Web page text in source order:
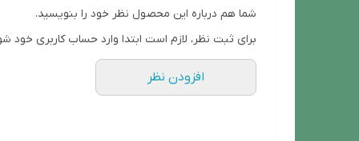
شما هم درباره این محصول نظر خود را بنویسید.
برای ثبت نظر، لازم است ابتدا وارد حساب کاربری خود
افزودن نظر